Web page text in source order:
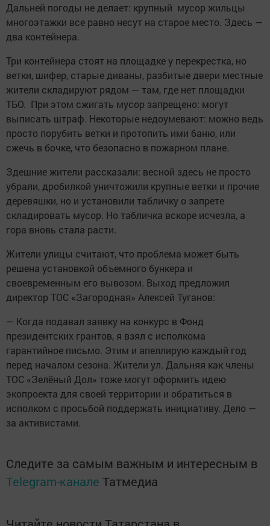
Дальней погоды не делает: крупный мусор жильцы
многоэтажки все равно несут на старое место. Здесь —
два контейнера.
Три контейнера стоят на площадке у перекрестка, но
ветки, шифер, старые диваны, разбитые двери местные
жители складируют рядом — там, где нет площадки
ТБО. При этом сжигать мусор запрещено: могут
выписать штраф. Некоторые недоумевают: можно ведь
просто порубить ветки и протопить ими баню, или
сжечь в бочке, что безопасно в пожарном плане.
Здешние жители рассказали: весной здесь не просто
убрали, дробилкой уничтожили крупные ветки и прочие
деревяшки, но и установили табличку о запрете
складировать мусор. Но табличка вскоре исчезла, а
гора вновь стала расти.
Жители улицы считают, что проблема может быть
решена установкой объемного бункера и
своевременным его вывозом. Выход предложил
директор ТОС «Загородная» Алексей Туганов:
— Когда подавал заявку на конкурс в Фонд
президентских грантов, я взял с исполкома
гарантийное письмо. Этим и апеллирую каждый год
перед началом сезона. Жители ул. Дальняя как члены
ТОС «Зелёный Дол» тоже могут оформить идею
экопроекта для своей территории и обратиться в
исполком с просьбой поддержать инициативу. Дело —
за активистами.
Следите за самым важным и интересным в
Telegram-канале Татмедиа